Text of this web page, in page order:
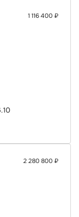
1 116 400 ₽
2 280 800 ₽